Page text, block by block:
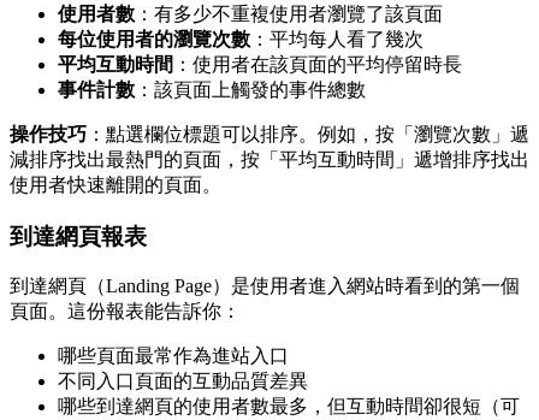
使用者數 ：有多少不重複使用者瀏覽了該頁面
每位使用者的瀏覽次數 ：平均每人看了幾次
平均互動時間 ：使用者在該頁面的平均停留時長
事件計數 ：該頁面上觸發的事件總數
操作技巧 ：點選欄位標題可以排序。例如，按「瀏覽次數」遞
減排序找出最熱門的頁面，按「平均互動時間」遞增排序找出
使用者快速離開的頁面。
到達網頁報表
到達網頁（Landing Page）是使用者進入網站時看到的第一個
頁面。這份報表能告訴你：
哪些頁面最常作為進站入口
不同入口頁面的互動品質差異
哪些到達網頁的使用者數最多，但互動時間卻很短（可